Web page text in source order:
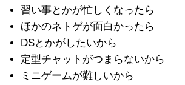
習い事とかが忙しくなったら
ほかのネトゲが面白かったら
DSとかがしたいから
定型チャットがつまらないから
ミニゲームが難しいから